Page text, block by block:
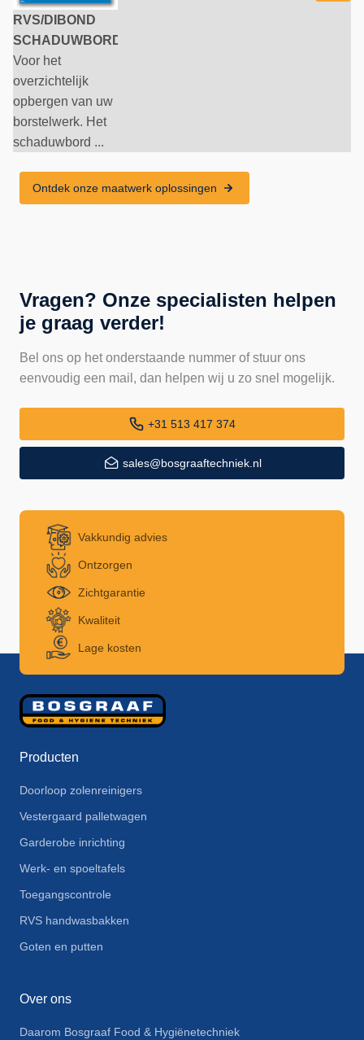
RVS/DIBOND
SCHADUWBORD
Voor het
overzichtelijk
opbergen van uw
borstelwerk. Het
schaduwbord ...
Ontdek onze maatwerk oplossingen
Vragen? Onze specialisten helpen
je graag verder!
Bel ons op het onderstaande nummer of stuur ons
eenvoudig een mail, dan helpen wij u zo snel mogelijk.
+31 513 417 374
sales@bosgraaftechniek.nl
Vakkundig advies
Ontzorgen
Zichtgarantie
Kwaliteit
Lage kosten
Producten
Doorloop zolenreinigers
Vestergaard palletwagen
Garderobe inrichting
Werk- en spoeltafels
Toegangscontrole
RVS handwasbakken
Goten en putten
Over ons
Daarom Bosgraaf Food & Hygiënetechniek